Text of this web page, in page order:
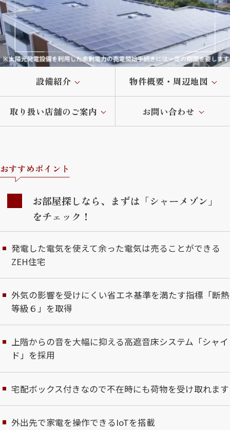
設備紹介 物件概要・周辺地図
取り扱い店舗のご案内 お問い合わせ
おすすめポイント
お部屋探しなら、まずは「シャーメゾン」
をチェック！
発電した電気を使えて余った電気は売ることができる
ZEH住宅
外気の影響を受けにくい省エネ基準を満たす指標「断熱
等級６」を取得
上階からの音を大幅に抑える高遮音床システム「シャイ
ド」を採用
宅配ボックス付きなので不在時にも荷物を受け取れます
外出先で家電を操作できるIoTを搭載